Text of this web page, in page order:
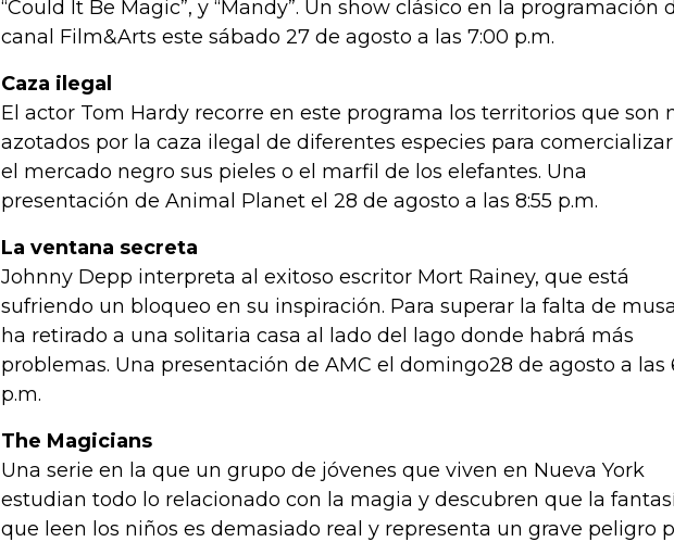
“Could It Be Magic”, y “Mandy”. Un show clásico en la programación
canal Film&Arts este sábado 27 de agosto a las 7:00 p.m.
Caza ilegal
El actor Tom Hardy recorre en este programa los territorios que son
azotados por la caza ilegal de diferentes especies para
el mercado negro sus pieles o el marfil de los elefantes. Una
presentación de Animal Planet el 28 de agosto a las 8:55 p.m.
La ventana secreta
Johnny Depp interpreta al exitoso escritor Mort Rainey, que está
sufriendo un bloqueo en su inspiración. Para superar la falta de
ha retirado a una solitaria casa al lado del lago donde habrá más
problemas. Una presentación de AMC el domingo28 de agosto a las
p.m.
The Magicians
Una serie en la que un grupo de jóvenes que viven en Nueva York
estudian todo lo relacionado con la magia y descubren que la
que leen los niños es demasiado real y representa un grave peligro